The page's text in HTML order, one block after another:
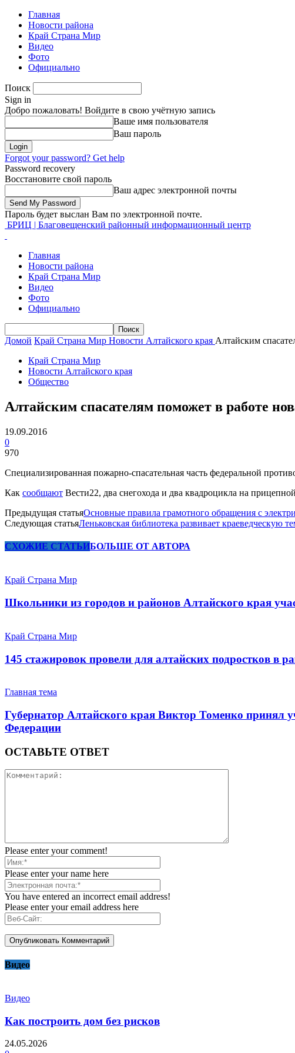
Главная
Новости района
Край Страна Мир
Видео
Фото
Официально
Поиск
Sign in
Добро пожаловать! Войдите в свою учётную запись
Ваше имя пользователя
Ваш пароль
Forgot your password? Get help
Password recovery
Восстановите свой пароль
Ваш адрес электронной почты
Пароль будет выслан Вам по электронной почте.
БРИЦ | Благовещенский районный информационный центр
Главная
Новости района
Край Страна Мир
Видео
Фото
Официально
Домой Край Страна Мир Новости Алтайского края Алтайским
Край Страна Мир
Новости Алтайского края
Общество
Алтайским спасателям поможет в работе
19.09.2016
0
970
Специализированная пожарно-спасательная часть федеральной
Как сообщают Вести22, два снегохода и два квадроцикла на
Предыдущая статьяОсновные правила грамотного обращения с
Следующая статьяЛеньковская библиотека развивает краеведческую
СХОЖИЕ СТАТЬИБОЛЬШЕ ОТ АВТОРА
Край Страна Мир
Школьники из городов и районов Алтайского края
Край Страна Мир
145 стажировок провели для алтайских подростков в
Главная тема
Губернатор Алтайского края Виктор Томенко принял
Федерации
ОСТАВЬТЕ ОТВЕТ
Please enter your comment!
Please enter your name here
You have entered an incorrect email address!
Please enter your email address here
Видео
Видео
Как построить дом без рисков
24.05.2026